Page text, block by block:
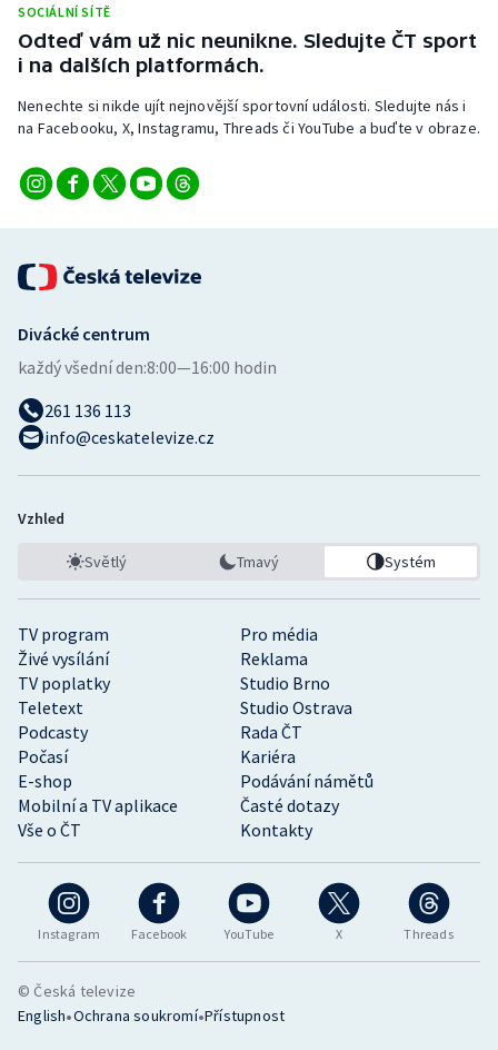
SOCIÁLNÍ SÍTĚ
Odteď vám už nic neunikne. Sledujte ČT sport
i na dalších platformách.
Nenechte si nikde ujít nejnovější sportovní události. Sledujte nás i
na Facebooku, X, Instagramu, Threads či YouTube a buďte v obraze.
Instagram Facebook YouTube X Threads
TV program
Pro média
Živé vysílání
Reklama
TV poplatky
Studio Brno
Teletext
Studio Ostrava
Podcasty
Rada ČT
Počasí
Kariéra
E-shop
Podávání námětů
Mobilní a TV aplikace
Časté dotazy
Vše o ČT
Kontakty
Divácké centrum
každý všední den:8:00—16:00 hodin
261 136 113
info@ceskatelevize.cz
Vzhled
Světlý Tmavý Systém
© Česká televize
English•Ochrana soukromí•Přístupnost